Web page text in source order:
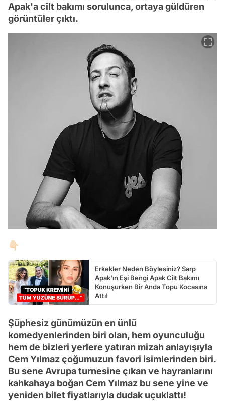
Apak'a cilt bakımı sorulunca, ortaya güldüren
görüntüler çıktı.
👇🏻
Erkekler Neden Böylesiniz? Sarp
Apak'ın Eşi Bengi Apak Cilt Bakımı
Konuşurken Bir Anda Topu Kocasına
Attı!
Şüphesiz günümüzün en ünlü
komedyenlerinden biri olan, hem oyunculuğu
hem de bizleri yerlere yatıran mizah anlayışıyla
Cem Yılmaz çoğumuzun favori isimlerinden biri.
Bu sene Avrupa turnesine çıkan ve hayranlarını
kahkahaya boğan Cem Yılmaz bu sene yine ve
yeniden bilet fiyatlarıyla dudak uçuklattı!